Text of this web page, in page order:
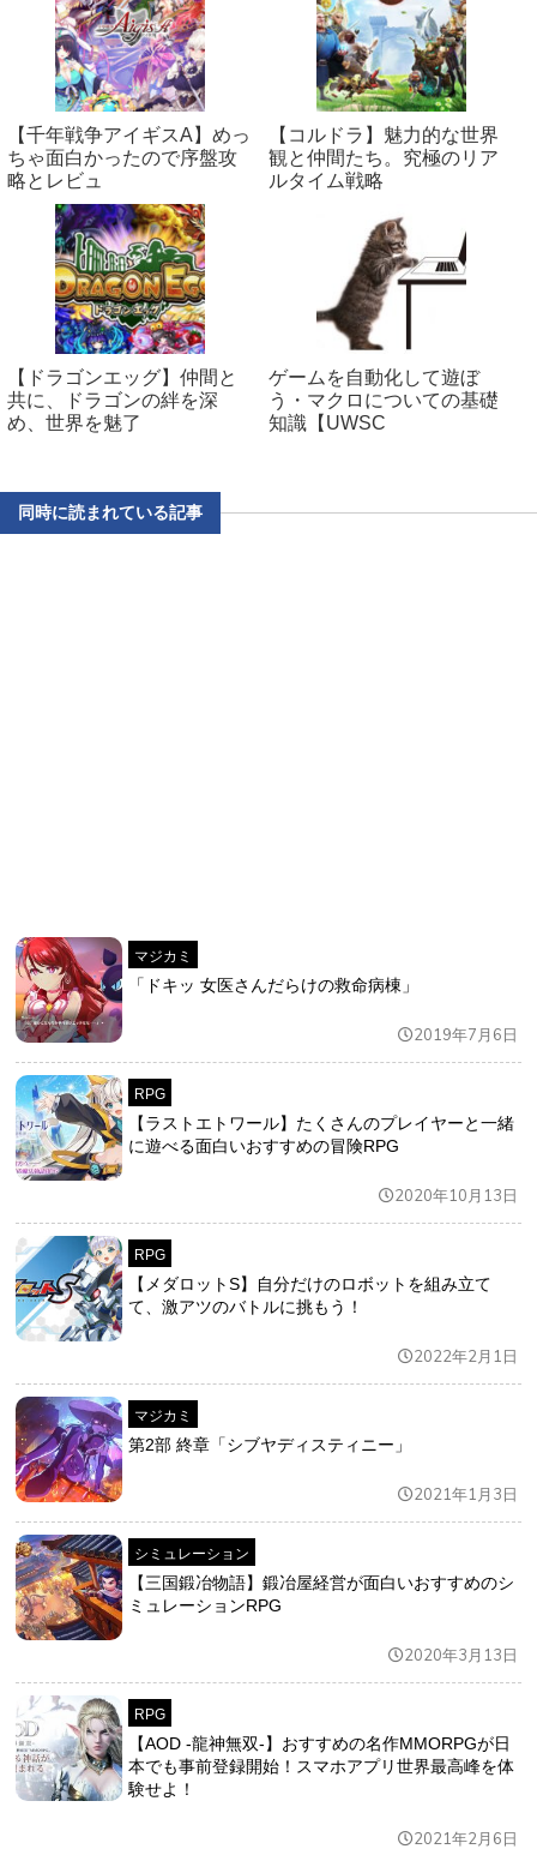
【千年戦争アイギスA】めっ
ちゃ面白かったので序盤攻
略とレビュ
【コルドラ】魅力的な世界
観と仲間たち。究極のリア
ルタイム戦略
【ドラゴンエッグ】仲間と
共に、ドラゴンの絆を深
め、世界を魅了
ゲームを自動化して遊ぼ
う・マクロについての基礎
知識【UWSC
同時に読まれている記事
マジカミ
「ドキッ 女医さんだらけの救命病棟」
2019年7月6日
RPG
【ラストエトワール】たくさんのプレイヤーと一緒
に遊べる面白いおすすめの冒険RPG
2020年10月13日
RPG
【メダロットS】自分だけのロボットを組み立て
て、激アツのバトルに挑もう！
2022年2月1日
マジカミ
第2部 終章「シブヤディスティニー」
2021年1月3日
シミュレーション
【三国鍛冶物語】鍛冶屋経営が面白いおすすめのシ
ミュレーションRPG
2020年3月13日
RPG
【AOD -龍神無双-】おすすめの名作MMORPGが日
本でも事前登録開始！スマホアプリ世界最高峰を体
験せよ！
2021年2月6日